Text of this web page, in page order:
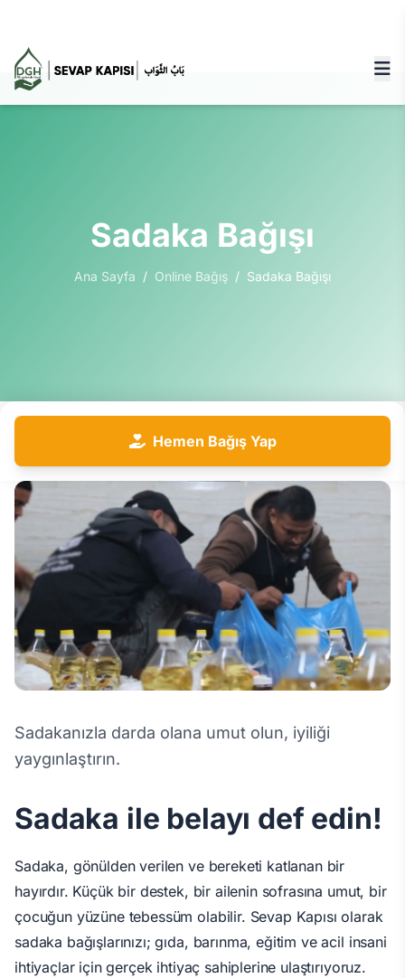
Sadaka Bağışı
Ana Sayfa / Online Bağış / Sadaka Bağışı
Hemen Bağış Yap
Sadakanızla darda olana umut olun, iyiliği
yaygınlaştırın.
Sadaka ile belayı def edin!
Sadaka, gönülden verilen ve bereketi katlanan bir
hayırdır. Küçük bir destek, bir ailenin sofrasına umut, bir
çocuğun yüzüne tebessüm olabilir. Sevap Kapısı olarak
sadaka bağışlarınızı; gıda, barınma, eğitim ve acil insani
ihtiyaçlar için gerçek ihtiyaç sahiplerine ulaştırıyoruz.